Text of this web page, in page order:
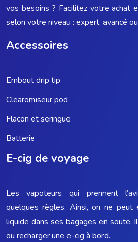
vos besoins ? Facilitez votre achat
selon votre niveau : expert, avancé
Accessoires
Embout drip tip
Clearomiseur pod
Flacon et seringue
Batterie
E-cig de voyage
Les vapoteurs qui prennent
quelques règles. Ainsi, on ne peut
liquide dans ses bagages en soute.
ou recharger une e-cig à bord.